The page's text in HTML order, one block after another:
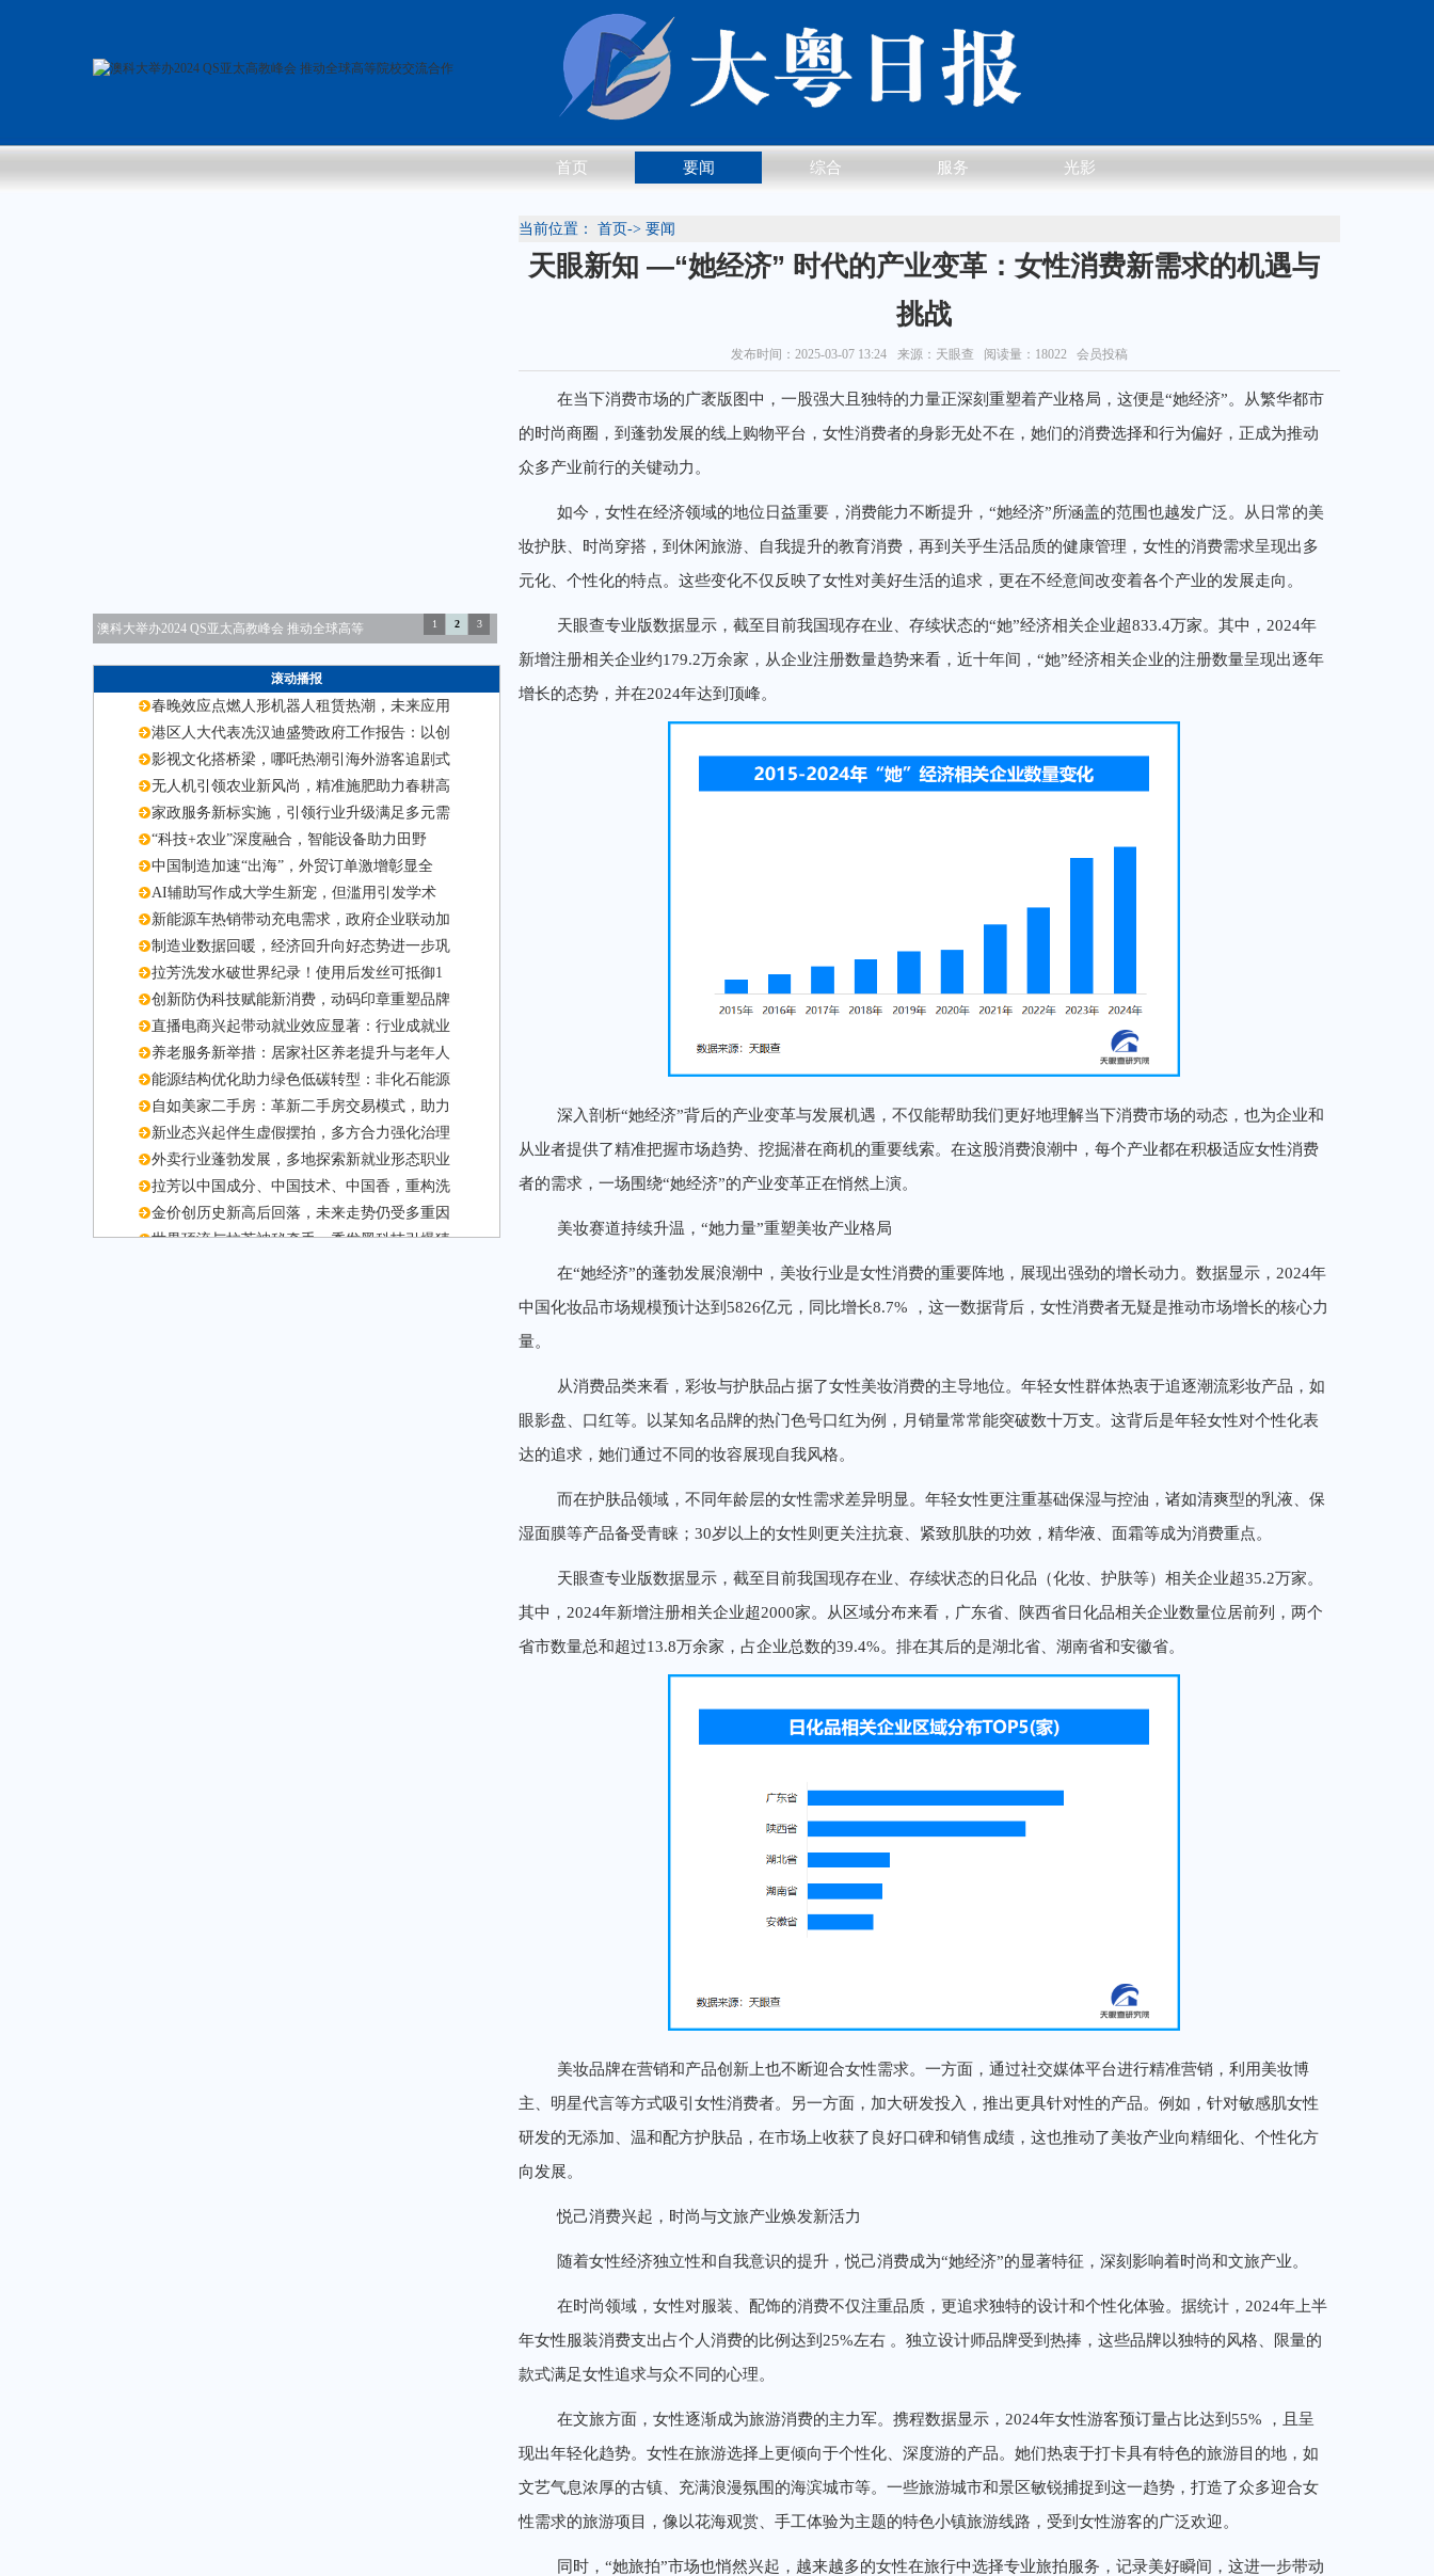
澳科大举办2024 QS亚太高教峰会 推动全球高等 1 2 3
滚动播报
春晚效应点燃人形机器人租赁热潮，未来应用
港区人大代表冼汉迪盛赞政府工作报告：以创
影视文化搭桥梁，哪吒热潮引海外游客追剧式
无人机引领农业新风尚，精准施肥助力春耕高
家政服务新标实施，引领行业升级满足多元需
“科技+农业”深度融合，智能设备助力田野
中国制造加速“出海”，外贸订单激增彰显全
AI辅助写作成大学生新宠，但滥用引发学术
新能源车热销带动充电需求，政府企业联动加
制造业数据回暖，经济回升向好态势进一步巩
拉芳洗发水破世界纪录！使用后发丝可抵御1
创新防伪科技赋能新消费，动码印章重塑品牌
直播电商兴起带动就业效应显著：行业成就业
养老服务新举措：居家社区养老提升与老年人
能源结构优化助力绿色低碳转型：非化石能源
自如美家二手房：革新二手房交易模式，助力
新业态兴起伴生虚假摆拍，多方合力强化治理
外卖行业蓬勃发展，多地探索新就业形态职业
拉芳以中国成分、中国技术、中国香，重构洗
金价创历史新高后回落，未来走势仍受多重因
世界顶流与拉芳神秘牵手，秀发黑科技引爆猜
首页 要闻 综合 服务 光影
当前位置： 首页-> 要闻
天眼新知 —“她经济” 时代的产业变革：女性消费新需求的机遇与
挑战
发布时间：2025-03-07 13:24 来源：天眼查 阅读量：18022 会员投稿
在当下消费市场的广袤版图中，一股强大且独特的力量正深刻重塑着产业格局，这便是“她经济”。从繁华都市
的时尚商圈，到蓬勃发展的线上购物平台，女性消费者的身影无处不在，她们的消费选择和行为偏好，正成为推动
众多产业前行的关键动力。
如今，女性在经济领域的地位日益重要，消费能力不断提升，“她经济”所涵盖的范围也越发广泛。从日常的美
妆护肤、时尚穿搭，到休闲旅游、自我提升的教育消费，再到关乎生活品质的健康管理，女性的消费需求呈现出多
元化、个性化的特点。这些变化不仅反映了女性对美好生活的追求，更在不经意间改变着各个产业的发展走向。
天眼查专业版数据显示，截至目前我国现存在业、存续状态的“她”经济相关企业超833.4万家。其中，2024年
新增注册相关企业约179.2万余家，从企业注册数量趋势来看，近十年间，“她”经济相关企业的注册数量呈现出逐年
增长的态势，并在2024年达到顶峰。
深入剖析“她经济”背后的产业变革与发展机遇，不仅能帮助我们更好地理解当下消费市场的动态，也为企业和
从业者提供了精准把握市场趋势、挖掘潜在商机的重要线索。在这股消费浪潮中，每个产业都在积极适应女性消费
者的需求，一场围绕“她经济”的产业变革正在悄然上演。
美妆赛道持续升温，“她力量”重塑美妆产业格局
在“她经济”的蓬勃发展浪潮中，美妆行业是女性消费的重要阵地，展现出强劲的增长动力。数据显示，2024年
中国化妆品市场规模预计达到5826亿元，同比增长8.7% ，这一数据背后，女性消费者无疑是推动市场增长的核心力
量。
从消费品类来看，彩妆与护肤品占据了女性美妆消费的主导地位。年轻女性群体热衷于追逐潮流彩妆产品，如
眼影盘、口红等。以某知名品牌的热门色号口红为例，月销量常常能突破数十万支。这背后是年轻女性对个性化表
达的追求，她们通过不同的妆容展现自我风格。
而在护肤品领域，不同年龄层的女性需求差异明显。年轻女性更注重基础保湿与控油，诸如清爽型的乳液、保
湿面膜等产品备受青睐；30岁以上的女性则更关注抗衰、紧致肌肤的功效，精华液、面霜等成为消费重点。
天眼查专业版数据显示，截至目前我国现存在业、存续状态的日化品（化妆、护肤等）相关企业超35.2万家。
其中，2024年新增注册相关企业超2000家。从区域分布来看，广东省、陕西省日化品相关企业数量位居前列，两个
省市数量总和超过13.8万余家，占企业总数的39.4%。排在其后的是湖北省、湖南省和安徽省。
美妆品牌在营销和产品创新上也不断迎合女性需求。一方面，通过社交媒体平台进行精准营销，利用美妆博
主、明星代言等方式吸引女性消费者。另一方面，加大研发投入，推出更具针对性的产品。例如，针对敏感肌女性
研发的无添加、温和配方护肤品，在市场上收获了良好口碑和销售成绩，这也推动了美妆产业向精细化、个性化方
向发展。
悦己消费兴起，时尚与文旅产业焕发新活力
随着女性经济独立性和自我意识的提升，悦己消费成为“她经济”的显著特征，深刻影响着时尚和文旅产业。
在时尚领域，女性对服装、配饰的消费不仅注重品质，更追求独特的设计和个性化体验。据统计，2024年上半
年女性服装消费支出占个人消费的比例达到25%左右 。独立设计师品牌受到热捧，这些品牌以独特的风格、限量的
款式满足女性追求与众不同的心理。
在文旅方面，女性逐渐成为旅游消费的主力军。携程数据显示，2024年女性游客预订量占比达到55% ，且呈
现出年轻化趋势。女性在旅游选择上更倾向于个性化、深度游的产品。她们热衷于打卡具有特色的旅游目的地，如
文艺气息浓厚的古镇、充满浪漫氛围的海滨城市等。一些旅游城市和景区敏锐捕捉到这一趋势，打造了众多迎合女
性需求的旅游项目，像以花海观赏、手工体验为主题的特色小镇旅游线路，受到女性游客的广泛欢迎。
同时，“她旅拍”市场也悄然兴起，越来越多的女性在旅行中选择专业旅拍服务，记录美好瞬间，这进一步带动